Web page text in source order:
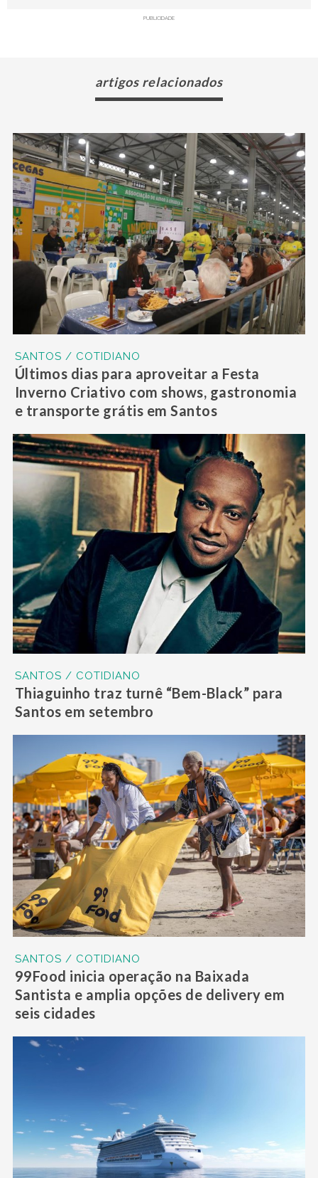
PUBLICIDADE
artigos relacionados
SANTOS / COTIDIANO
Últimos dias para aproveitar a Festa
Inverno Criativo com shows, gastronomia
e transporte grátis em Santos
SANTOS / COTIDIANO
Thiaguinho traz turnê “Bem-Black” para
Santos em setembro
SANTOS / COTIDIANO
99Food inicia operação na Baixada
Santista e amplia opções de delivery em
seis cidades